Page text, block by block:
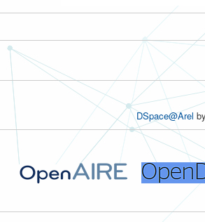
DSpace@Arel